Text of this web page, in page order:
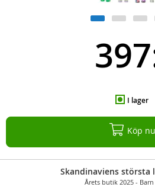
I lager
Köp nu
Skandinaviens största
Årets butik 2025 -